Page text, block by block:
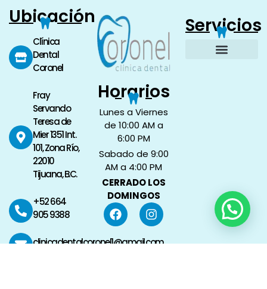
Ubicación
Clínica
Dental
Coronel
Fray
Servando
Teresa de
Mier 1351 Int.
101, Zona Río,
22010
Tijuana, B.C.
+52 664
905 9388
clinicadentalcoronel1@gmail.com
Horarios
Lunes a Viernes
de 10:00 AM a
6:00 PM
Sabado de 9:00
AM a 4:00 PM
CERRADO LOS
DOMINGOS
Servicios